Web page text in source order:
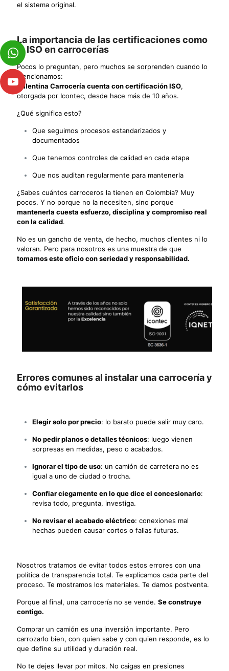
el sistema original.
La importancia de las certificaciones como
la ISO en carrocerías
Pocos lo preguntan, pero muchos se sorprenden cuando lo
mencionamos:
Valentina Carrocería cuenta con certificación ISO,
otorgada por Icontec, desde hace más de 10 años.
¿Qué significa esto?
Que seguimos procesos estandarizados y
documentados
Que tenemos controles de calidad en cada etapa
Que nos auditan regularmente para mantenerla
¿Sabes cuántos carroceros la tienen en Colombia? Muy
pocos. Y no porque no la necesiten, sino porque
mantenerla cuesta esfuerzo, disciplina y compromiso real
con la calidad.
No es un gancho de venta, de hecho, muchos clientes ni lo
valoran. Pero para nosotros es una muestra de que
tomamos este oficio con seriedad y responsabilidad.
Errores comunes al instalar una carrocería y
cómo evitarlos
Elegir solo por precio: lo barato puede salir muy caro.
No pedir planos o detalles técnicos: luego vienen
sorpresas en medidas, peso o acabados.
Ignorar el tipo de uso: un camión de carretera no es
igual a uno de ciudad o trocha.
Confiar ciegamente en lo que dice el concesionario:
revisa todo, pregunta, investiga.
No revisar el acabado eléctrico: conexiones mal
hechas pueden causar cortos o fallas futuras.
Nosotros tratamos de evitar todos estos errores con una
política de transparencia total. Te explicamos cada parte del
proceso. Te mostramos los materiales. Te damos postventa.
Porque al final, una carrocería no se vende. Se construye
contigo.
Comprar un camión es una inversión importante. Pero
carrozarlo bien, con quien sabe y con quien responde, es lo
que define su utilidad y duración real.
No te dejes llevar por mitos. No caigas en presiones